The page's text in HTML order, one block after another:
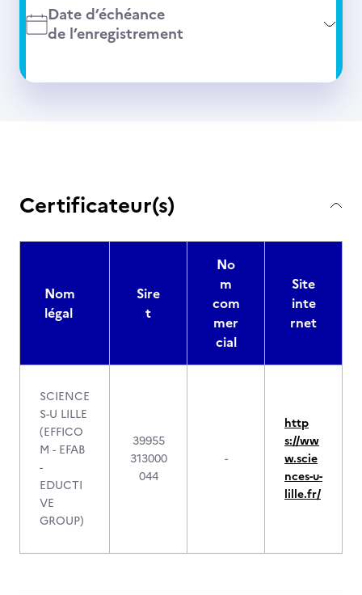
Date d’échéance
de l’enregistrement
Certificateur(s)
Nom
légal
Sire
t
No
m
com
mer
cial
Site
inte
rnet
SCIENCE
S-U LILLE
(EFFICO
M - EFAB
-
EDUCTI
VE
GROUP)
39955
313000
044
-
http
s://ww
w.scie
nces-u-
lille.fr/